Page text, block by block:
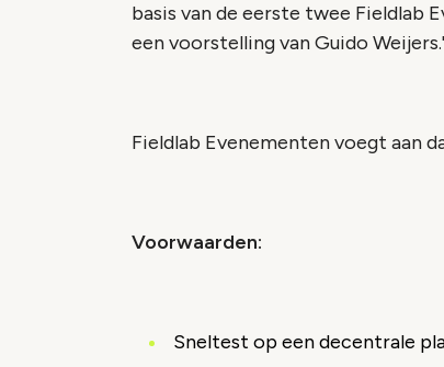
basis van de eerste twee Fieldlab
een voorstelling van Guido Weijers.'
Fieldlab Evenementen voegt aan
Voorwaarden:
Sneltest op een decentrale